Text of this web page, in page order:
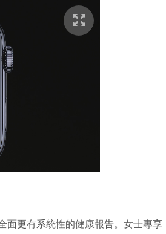
面更有系統性的健康報告。女士專享